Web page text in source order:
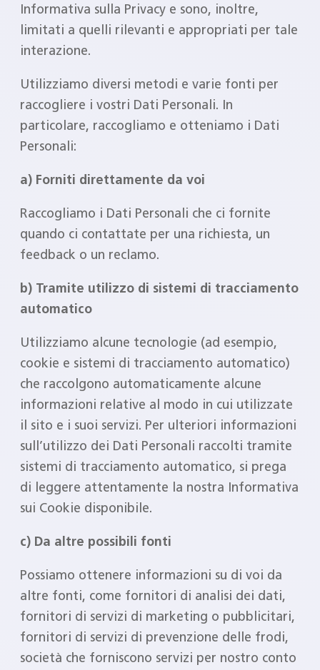
Informativa sulla Privacy e sono, inoltre,
limitati a quelli rilevanti e appropriati per tale
interazione.
Utilizziamo diversi metodi e varie fonti per
raccogliere i vostri Dati Personali. In
particolare, raccogliamo e otteniamo i Dati
Personali:
a) Forniti direttamente da voi
Raccogliamo i Dati Personali che ci fornite
quando ci contattate per una richiesta, un
feedback o un reclamo.
b) Tramite utilizzo di sistemi di tracciamento
automatico
Utilizziamo alcune tecnologie (ad esempio,
cookie e sistemi di tracciamento automatico)
che raccolgono automaticamente alcune
informazioni relative al modo in cui utilizzate
il sito e i suoi servizi. Per ulteriori informazioni
sull’utilizzo dei Dati Personali raccolti tramite
sistemi di tracciamento automatico, si prega
di leggere attentamente la nostra Informativa
sui Cookie disponibile.
c) Da altre possibili fonti
Possiamo ottenere informazioni su di voi da
altre fonti, come fornitori di analisi dei dati,
fornitori di servizi di marketing o pubblicitari,
fornitori di servizi di prevenzione delle frodi,
società che forniscono servizi per nostro conto